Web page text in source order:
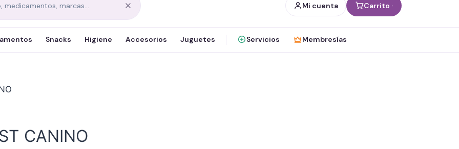
Mi cuenta Carrito ·
Snacks Higiene Accesorios Juguetes Servicios Membresías
CANINO